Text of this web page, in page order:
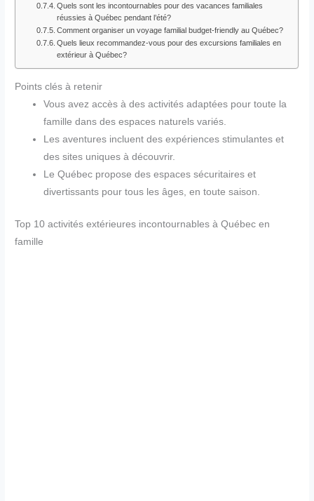
Quels sont les incontournables pour des vacances familiales
réussies à Québec pendant l’été?
Comment organiser un voyage familial budget-friendly au Québec?
Quels lieux recommandez-vous pour des excursions familiales en
extérieur à Québec?
Points clés à retenir
Vous avez accès à des activités adaptées pour toute la
famille dans des espaces naturels variés.
Les aventures incluent des expériences stimulantes et
des sites uniques à découvrir.
Le Québec propose des espaces sécuritaires et
divertissants pour tous les âges, en toute saison.
Top 10 activités extérieures incontournables à Québec en
famille